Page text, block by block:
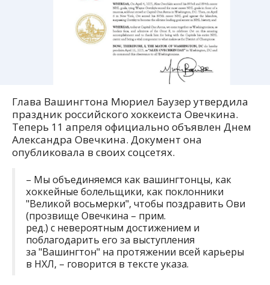
Глава Вашингтона Мюриел Баузер утвердила
праздник российского хоккеиста Овечкина.
Теперь 11 апреля официально объявлен Днем
Александра Овечкина. Документ она
опубликовала в своих соцсетях.
– Мы объединяемся как вашингтонцы, как
хоккейные болельщики, как поклонники
"Великой восьмерки", чтобы поздравить Ови
(прозвище Овечкина – прим.
ред.) с невероятным достижением и
поблагодарить его за выступления
за "‎Вашингтон" на протяжении всей карьеры
в НХЛ, – говорится в тексте указа.